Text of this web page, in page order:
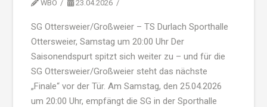
WBO 23.04.2026
SG Ottersweier/Großweier – TS Durlach Sporthalle
Ottersweier, Samstag um 20:00 Uhr Der
Saisonendspurt spitzt sich weiter zu – und für die
SG Ottersweier/Großweier steht das nächste
„Finale“ vor der Tür. Am Samstag, den 25.04.2026
um 20:00 Uhr, empfängt die SG in der Sporthalle